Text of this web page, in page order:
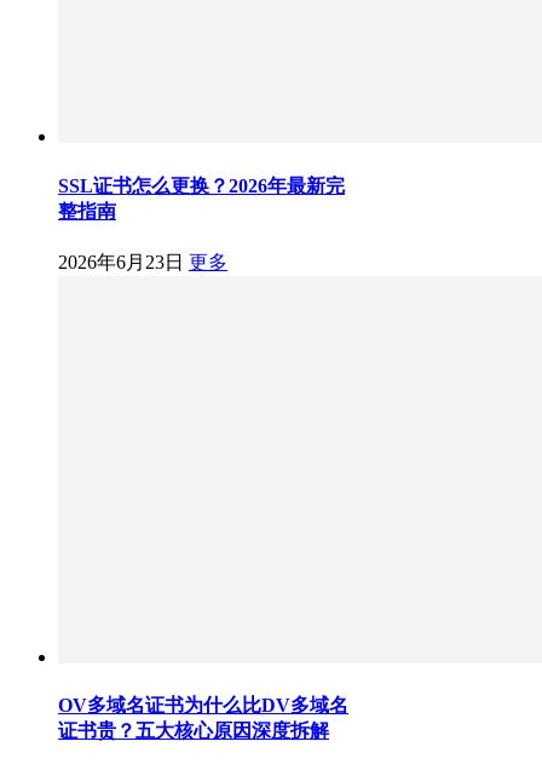
SSL证书怎么更换？2026年最新完
整指南
2026年6月23日 更多
OV多域名证书为什么比DV多域名
证书贵？五大核心原因深度拆解